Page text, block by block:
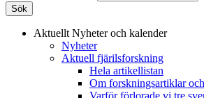
Aktuellt Nyheter och kalender
Nyheter
Aktuell fjärilsforskning
Hela artikellistan
Om forskningsartiklar
Varför förlorade vi tre